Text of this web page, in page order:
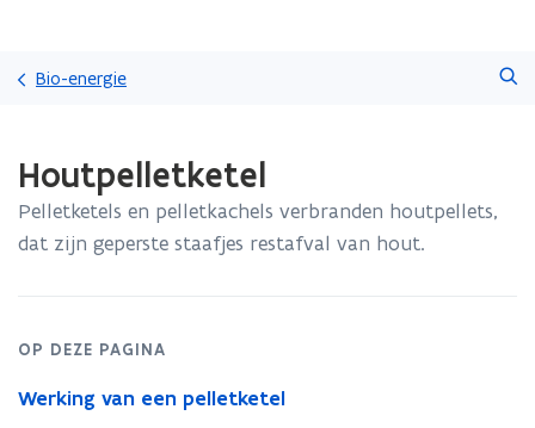
Bio-energie
met
laden.
bevindt
Houtpelletketel
Pelletketels en pelletkachels verbranden houtpellets,
dat zijn geperste staafjes restafval van hout.
OP DEZE PAGINA
Werking van een pelletketel